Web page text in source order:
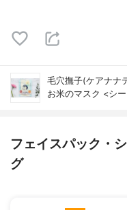
毛穴撫子(ケアナナ
お米のマスク <シ
フェイスパック・
グ